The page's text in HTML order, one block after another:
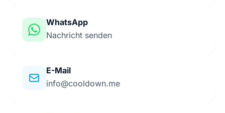
WhatsApp
Nachricht senden
E-Mail
info@cooldown.me